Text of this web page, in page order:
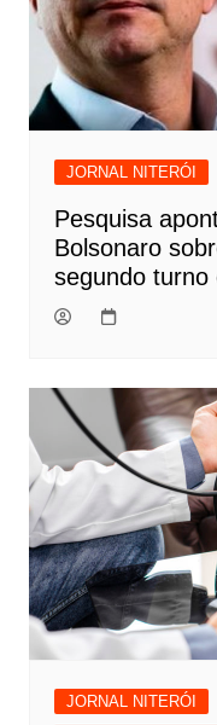
JORNAL NITERÓI
Pesquisa
Bolsonaro
segundo turno
JORNAL NITERÓI